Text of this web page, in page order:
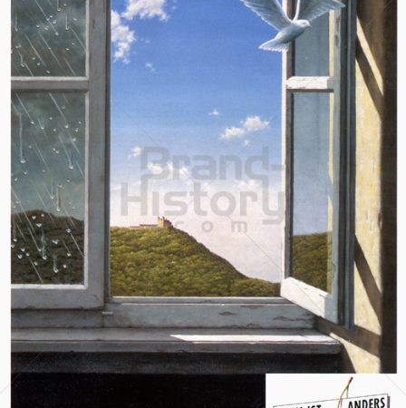
Stadt Wien STADT WIEN PID